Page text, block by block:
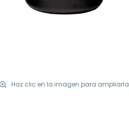
Haz clic en la imagen para ampliarla